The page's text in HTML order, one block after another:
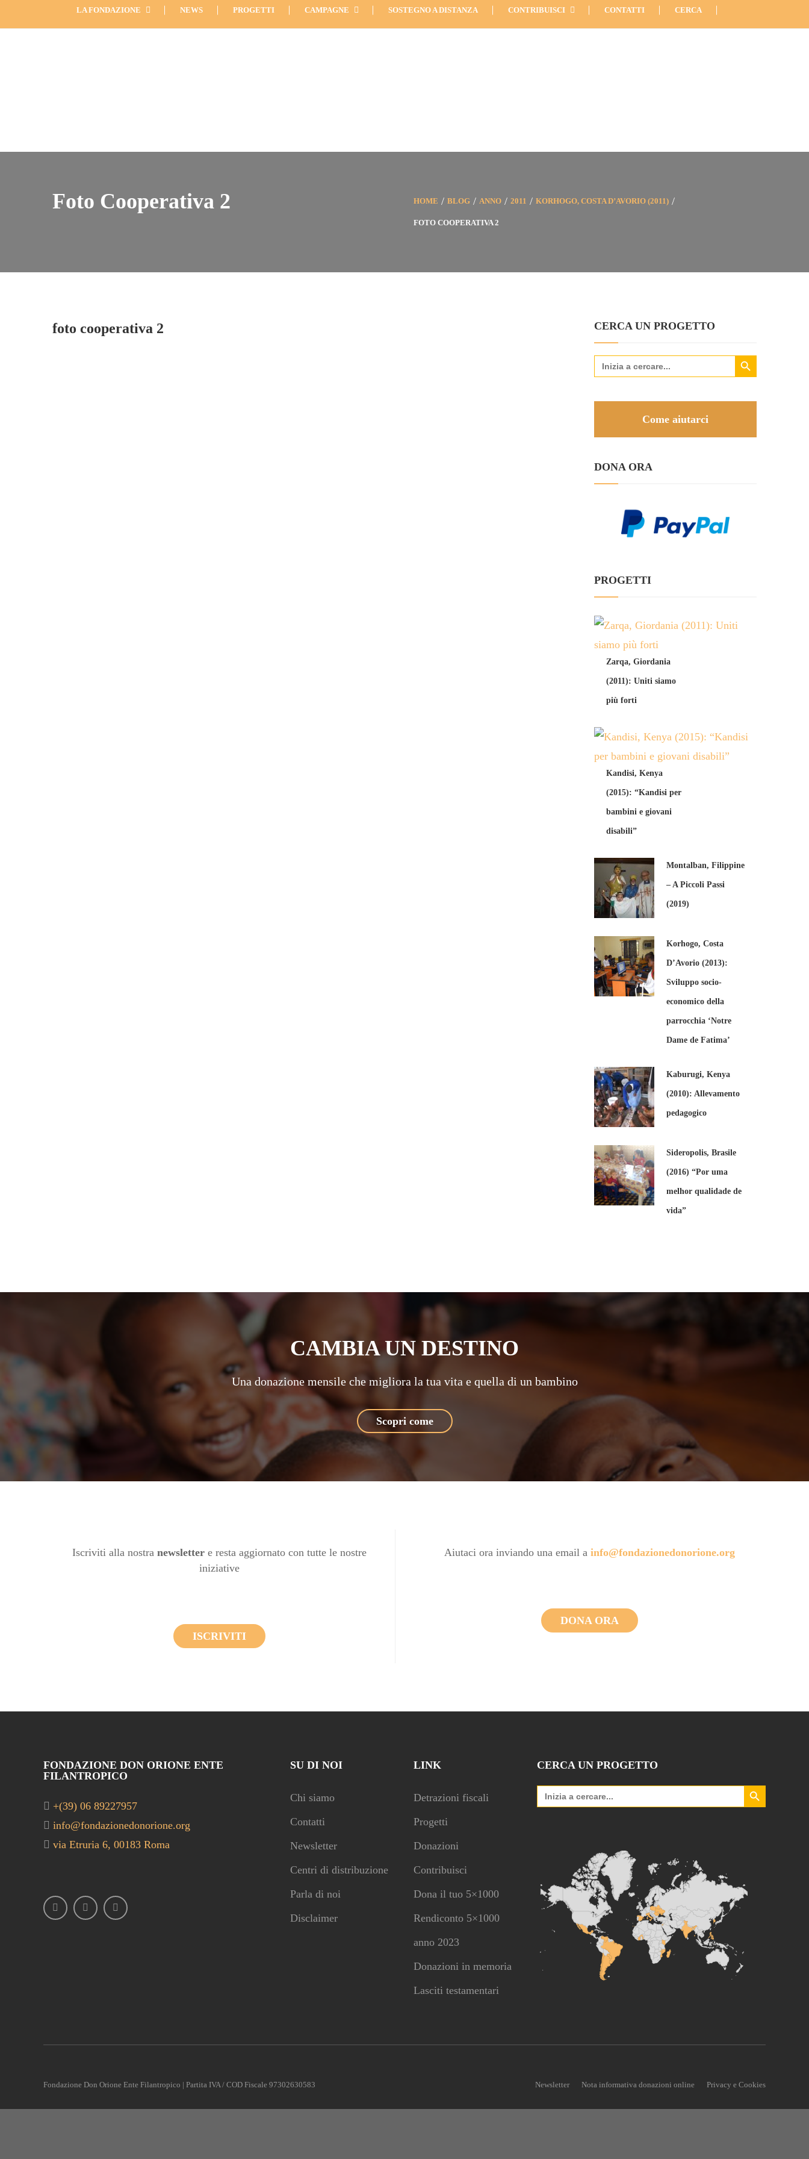
LA FONDAZIONE
NEWS PROGETTI CAMPAGNE SOSTEGNO A DISTANZA CONTRIBUISCI CONTATTI CERCA
Foto Cooperativa 2 HOME BLOG ANNO 2011 KORHOGO, COSTA D’AVORIO (2011)
FOTO COOPERATIVA 2
foto cooperativa 2 CERCA UN PROGETTO
Search
for:
Search Button
Come aiutarci
DONA ORA
PROGETTI
Zarqa, Giordania
(2011): Uniti siamo
più forti
Kandisi, Kenya
(2015): “Kandisi per
bambini e giovani
disabili”
Montalban, Filippine
– A Piccoli Passi
(2019)
Korhogo, Costa
D’Avorio (2013):
Sviluppo socio-
economico della
parrocchia ‘Notre
Dame de Fatima’
Kaburugi, Kenya
(2010): Allevamento
pedagogico
Sideropolis, Brasile
(2016) “Por uma
melhor qualidade de
vida”
CAMBIA UN DESTINO
Una donazione mensile che migliora la tua vita e quella di un bambino
Scopri come
Iscriviti alla nostra newslettere resta aggiornato con tutte le nostre
iniziative
ISCRIVITI
Aiutaci ora inviando una email a info@fondazionedonorione.org
DONA ORA
FONDAZIONE DON ORIONE ENTE
FILANTROPICO
+(39) 06 89227957
info@fondazionedonorione.org
via Etruria 6, 00183 Roma
SU DI NOI
Chi siamo
Contatti
Newsletter
Centri di distribuzione
Parla di noi
Disclaimer
LINK
Detrazioni fiscali
Progetti
Donazioni
Contribuisci
Dona il tuo 5×1000
Rendiconto 5×1000
anno 2023
Donazioni in memoria
Lasciti testamentari
CERCA UN PROGETTO
Search
for:
Search Button
Fondazione Don Orione Ente Filantropico | Partita IVA / COD Fiscale 97302630583 Newsletter Nota informativa donazioni online Privacy e Cookies